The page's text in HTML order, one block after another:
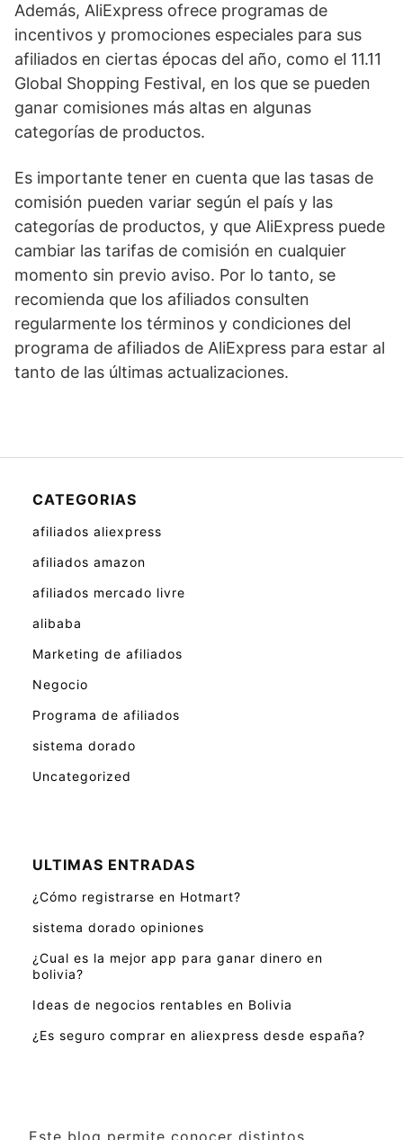
Además, AliExpress ofrece programas de
incentivos y promociones especiales para sus
afiliados en ciertas épocas del año, como el 11.11
Global Shopping Festival, en los que se pueden
ganar comisiones más altas en algunas
categorías de productos.
Es importante tener en cuenta que las tasas de
comisión pueden variar según el país y las
categorías de productos, y que AliExpress puede
cambiar las tarifas de comisión en cualquier
momento sin previo aviso. Por lo tanto, se
recomienda que los afiliados consulten
regularmente los términos y condiciones del
programa de afiliados de AliExpress para estar al
tanto de las últimas actualizaciones.
CATEGORIAS
afiliados aliexpress
afiliados amazon
afiliados mercado livre
alibaba
Marketing de afiliados
Negocio
Programa de afiliados
sistema dorado
Uncategorized
ULTIMAS ENTRADAS
¿Cómo registrarse en Hotmart?
sistema dorado opiniones
¿Cual es la mejor app para ganar dinero en
bolivia?
Ideas de negocios rentables en Bolivia
¿Es seguro comprar en aliexpress desde españa?